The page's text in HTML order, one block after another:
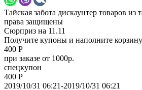
Тайская забота дискаунтер товаров
права защищены
Сюрприз на 11.11
Получите купоны и наполните
400 Р
при заказе от 1000р.
спецкупон
400 Р
2019/10/31 06:21-2019/10/31 06:21